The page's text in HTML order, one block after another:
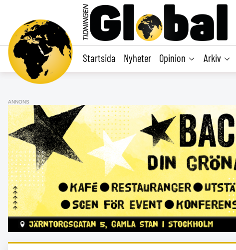
Startsida Nyheter Opinion Arkiv
ANNONS